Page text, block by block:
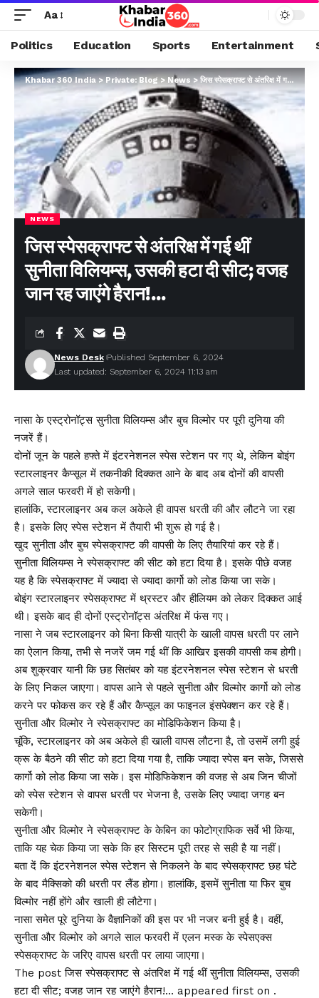
Aa
Politics Education Sports Entertainment
Khabar 360 India>Private: Blog>News >जिस स्पेसक्राफ्ट से अंतरिक्ष में गई थीं सुनीता विलियम्स, उसकी हटा दी सीट; वजह जान रह जाएंगे हैरान!…
NEWS
जिस स्पेसक्राफ्ट से अंतरिक्ष में गई थीं
सुनीता विलियम्स, उसकी हटा दी सीट; वजह
जान रह जाएंगे हैरान!…
Last updated: September 6, 2024 11:13 am
News Desk Published September 6, 2024
नासा के एस्ट्रोनॉट्स सुनीता विलियम्स और बुच विल्मोर पर पूरी दुनिया की
नजरें हैं।
दोनों जून के पहले हफ्ते में इंटरनेशनल स्पेस स्टेशन पर गए थे, लेकिन बोइंग
स्टारलाइनर कैप्सूल में तकनीकी दिक्कत आने के बाद अब दोनों की वापसी
अगले साल फरवरी में हो सकेगी।
हालांकि, स्टारलाइनर अब कल अकेले ही वापस धरती की और लौटने जा रहा
है। इसके लिए स्पेस स्टेशन में तैयारी भी शुरू हो गई है।
खुद सुनीता और बुच स्पेसक्राफ्ट की वापसी के लिए तैयारियां कर रहे हैं।
सुनीता विलियम्स ने स्पेसक्राफ्ट की सीट को हटा दिया है। इसके पीछे वजह
यह है कि स्पेसक्राफ्ट में ज्यादा से ज्यादा कार्गो को लोड किया जा सके।
बोइंग स्टारलाइनर स्पेसक्राफ्ट में थ्रस्टर और हीलियम को लेकर दिक्कत आई
थी। इसके बाद ही दोनों एस्ट्रोनॉट्स अंतरिक्ष में फंस गए।
नासा ने जब स्टारलाइनर को बिना किसी यात्री के खाली वापस धरती पर लाने
का ऐलान किया, तभी से नजरें जम गई थीं कि आखिर इसकी वापसी कब होगी।
अब शुक्रवार यानी कि छह सितंबर को यह इंटरनेशनल स्पेस स्टेशन से धरती
के लिए निकल जाएगा। वापस आने से पहले सुनीता और विल्मोर कार्गो को लोड
करने पर फोकस कर रहे हैं और कैप्सूल का फाइनल इंसपेक्शन कर रहे हैं।
सुनीता और विल्मोर ने स्पेसक्राफ्ट का मोडिफिकेशन किया है।
चूंकि, स्टारलाइनर को अब अकेले ही खाली वापस लौटना है, तो उसमें लगी हुई
क्रू के बैठने की सीट को हटा दिया गया है, ताकि ज्यादा स्पेस बन सके, जिससे
कार्गो को लोड किया जा सके। इस मोडिफिकेशन की वजह से अब जिन चीजों
को स्पेस स्टेशन से वापस धरती पर भेजना है, उसके लिए ज्यादा जगह बन
सकेगी।
सुनीता और विल्मोर ने स्पेसक्राफ्ट के केबिन का फोटोग्राफिक सर्वे भी किया,
ताकि यह चेक किया जा सके कि हर सिस्टम पूरी तरह से सही है या नहीं।
बता दें कि इंटरनेशनल स्पेस स्टेशन से निकलने के बाद स्पेसक्राफ्ट छह घंटे
के बाद मैक्सिको की धरती पर लैंड होगा। हालांकि, इसमें सुनीता या फिर बुच
विल्मोर नहीं होंगे और खाली ही लौटेगा।
नासा समेत पूरे दुनिया के वैज्ञानिकों की इस पर भी नजर बनी हुई है। वहीं,
सुनीता और विल्मोर को अगले साल फरवरी में एलन मस्क के स्पेसएक्स
स्पेसक्राफ्ट के जरिए वापस धरती पर लाया जाएगा।
The post जिस स्पेसक्राफ्ट से अंतरिक्ष में गई थीं सुनीता विलियम्स, उसकी
हटा दी सीट; वजह जान रह जाएंगे हैरान!… appeared first on .